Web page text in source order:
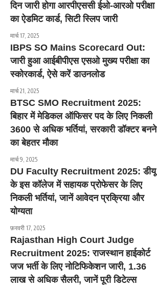
दिन जारी होगा आरपीएससी ईओ-आरओ परीक्षा
का ऐडमिट कार्ड, सिटी स्लिप जारी
मार्च 17, 2025
IBPS SO Mains Scorecard Out:
जारी हुआ आईबीपीएस एसओ मुख्य परीक्षा का
स्कोरकार्ड, ऐसे करें डाउनलोड
मार्च 21, 2025
BTSC SMO Recruitment 2025:
बिहार में मेडिकल ऑफिसर पद के लिए निकली
3600 से अधिक भर्तियां, सरकारी डॉक्टर बनने
का बेहतर मौका
मार्च 9, 2025
DU Faculty Recruitment 2025: डीयू
के इस कॉलेज में सहायक प्रोफेसर के लिए
निकली भर्तियां, जानें आवेदन प्रक्रिया और
योग्यता
फ़रवरी 17, 2025
Rajasthan High Court Judge
Recruitment 2025: राजस्थान हाईकोर्ट
जज भर्ती के लिए नोटिफिकेशन जारी, 1.36
लाख से अधिक सैलरी, जानें पूरी डिटेल्स